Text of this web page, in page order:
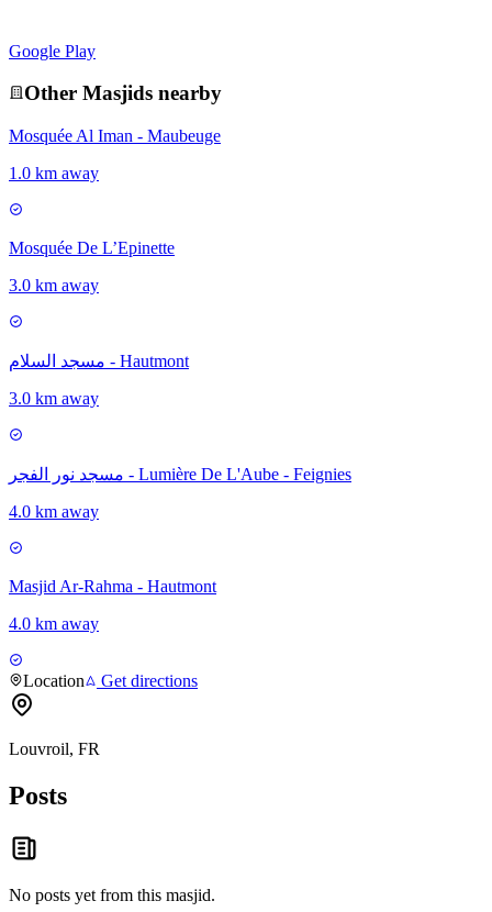
Google Play
Other Masjids nearby
Mosquée Al Iman - Maubeuge
1.0 km away
Mosquée De L’Epinette
3.0 km away
مسجد السلام - Hautmont
3.0 km away
مسجد نور الفجر - Lumière De L'Aube - Feignies
4.0 km away
Masjid Ar-Rahma - Hautmont
4.0 km away
Location Get directions
Louvroil, FR
Posts
No posts yet from this masjid.